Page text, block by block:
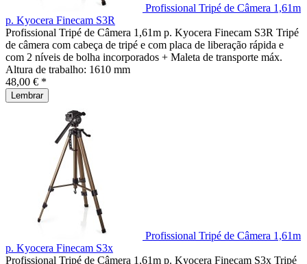
Profissional Tripé de Câmera 1,61m
p. Kyocera Finecam S3R
Profissional Tripé de Câmera 1,61m p. Kyocera Finecam S3R Tripé
de câmera com cabeça de tripé e com placa de liberação rápida e
com 2 níveis de bolha incorporados + Maleta de transporte máx.
Altura de trabalho: 1610 mm
48,00 € *
Lembrar
Profissional Tripé de Câmera 1,61m
p. Kyocera Finecam S3x
Profissional Tripé de Câmera 1,61m p. Kyocera Finecam S3x Tripé